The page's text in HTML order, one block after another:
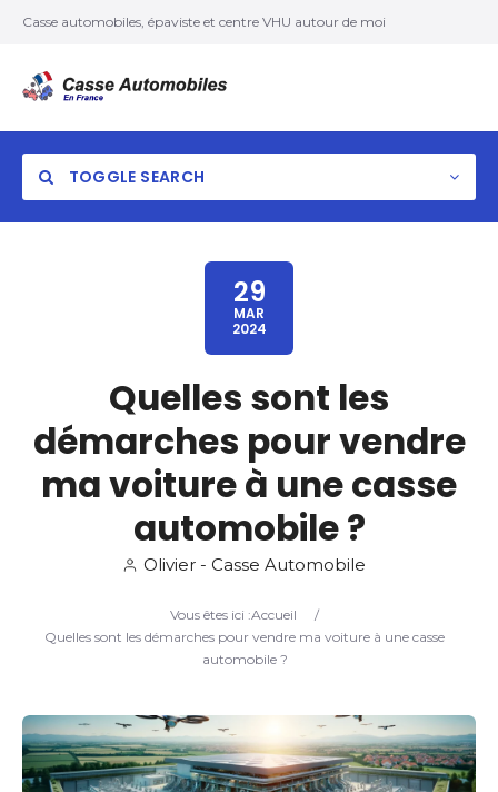
Casse automobiles, épaviste et centre VHU autour de moi
TOGGLE SEARCH
Search
29
MAR
2024
Quelles sont les
démarches pour vendre
ma voiture à une casse
automobile ?
Olivier - Casse Automobile
Vous êtes ici :Accueil
/
Quelles sont les démarches pour vendre ma voiture à une casse
automobile ?